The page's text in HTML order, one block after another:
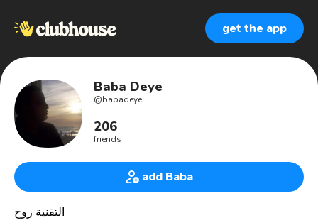
get the app
Baba Deye
@babadeye
206
friends
add Baba
التقنية روح